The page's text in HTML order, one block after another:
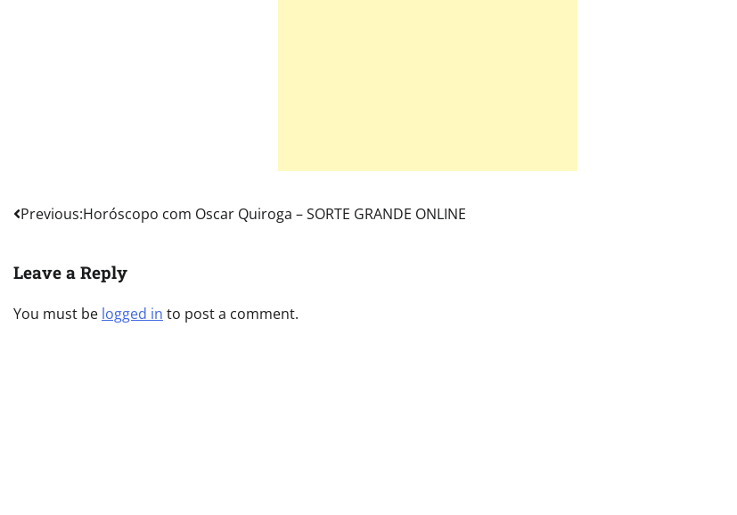
Post
Previous:Horóscopo com Oscar Quiroga – SORTE GRANDE ONLINE
Leave a Reply
You must be logged in to post a comment.